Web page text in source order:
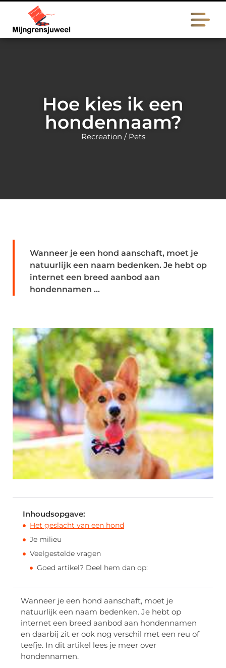
Hoe kies ik een
hondennaam?
Recreation / Pets
Wanneer je een hond aanschaft, moet je
natuurlijk een naam bedenken. Je hebt op
internet een breed aanbod aan
hondennamen ...
Inhoudsopgave:
Het geslacht van een hond
Je milieu
Veelgestelde vragen
Goed artikel? Deel hem dan op:
Wanneer je een hond aanschaft, moet je
natuurlijk een naam bedenken. Je hebt op
internet een breed aanbod aan hondennamen
en daarbij zit er ook nog verschil met een reu of
teefje. In dit artikel lees je meer over
hondennamen.